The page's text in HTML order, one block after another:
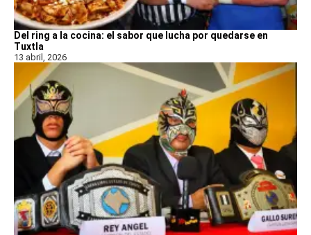
Del ring a la cocina: el sabor que lucha por quedarse en
Tuxtla
13 abril, 2026